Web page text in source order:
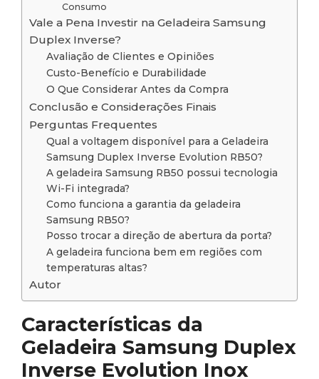
Consumo
Vale a Pena Investir na Geladeira Samsung
Duplex Inverse?
Avaliação de Clientes e Opiniões
Custo-Benefício e Durabilidade
O Que Considerar Antes da Compra
Conclusão e Considerações Finais
Perguntas Frequentes
Qual a voltagem disponível para a Geladeira
Samsung Duplex Inverse Evolution RB50?
A geladeira Samsung RB50 possui tecnologia
Wi-Fi integrada?
Como funciona a garantia da geladeira
Samsung RB50?
Posso trocar a direção de abertura da porta?
A geladeira funciona bem em regiões com
temperaturas altas?
Autor
Características da
Geladeira Samsung Duplex
Inverse Evolution Inox